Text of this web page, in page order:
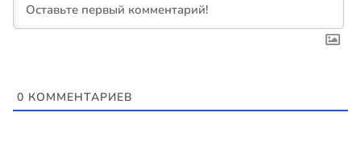
0 КОММЕНТАРИЕВ